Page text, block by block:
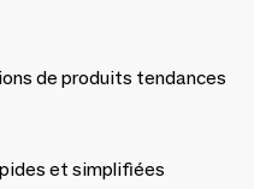
de produits tendances
et simplifiées